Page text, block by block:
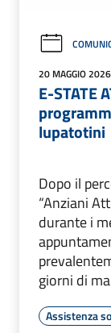
20 MAGGIO 2026
E-STATE
lupatotini
Dopo il
“Anziani
durante i
giorni di
Assistenza